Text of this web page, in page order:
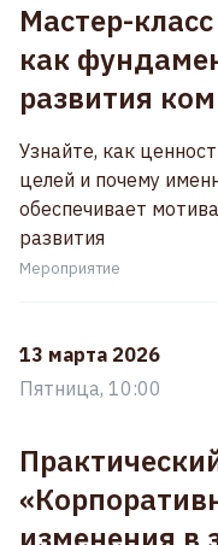
Мастер-
как
развития
Узнайте, как
целей и почему
обеспечивает
развития
Мероприятие
13 марта 2026
Пятница, 10:00